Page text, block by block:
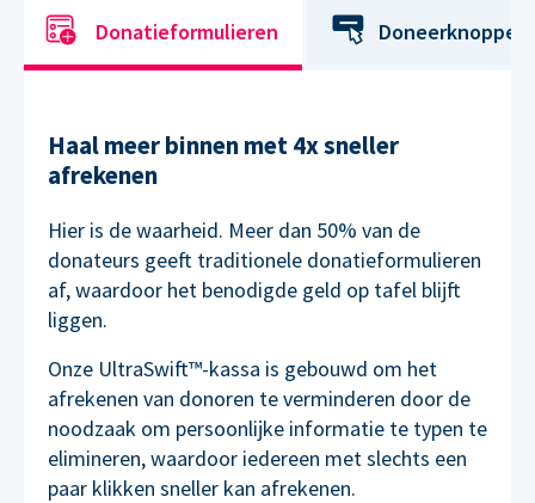
Donatieformulieren Doneerknoppen
Haal meer binnen met 4x sneller
afrekenen
Hier is de waarheid. Meer dan 50% van de
donateurs geeft traditionele donatieformulieren
af, waardoor het benodigde geld op tafel blijft
liggen.
Onze UltraSwift™-kassa is gebouwd om het
afrekenen van donoren te verminderen door de
noodzaak om persoonlijke informatie te typen te
elimineren, waardoor iedereen met slechts een
paar klikken sneller kan afrekenen.